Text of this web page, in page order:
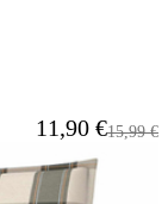
Ab
11,90 €15,99 €